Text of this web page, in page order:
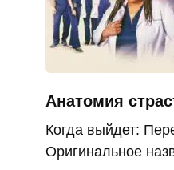
Анатомия
Когда выйдет:
Оригинальное